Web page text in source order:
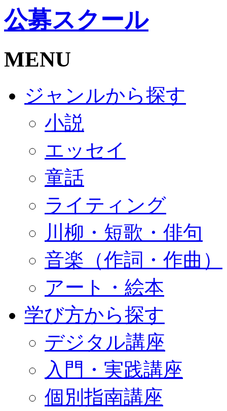
公募スクール
MENU
ジャンルから探す
小説
エッセイ
童話
ライティング
川柳・短歌・俳句
音楽（作詞・作曲）
アート・絵本
学び方から探す
デジタル講座
入門・実践講座
個別指南講座